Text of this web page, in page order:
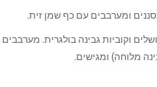
וקוביות גבינה בולגרית. מערבבים
מלוחה) ומגישים.